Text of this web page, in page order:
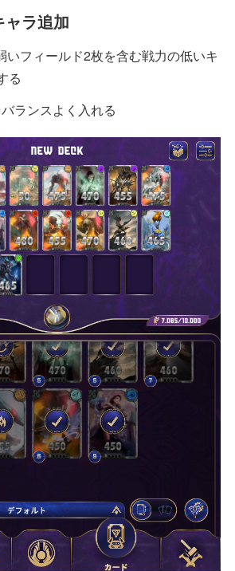
ラ追加
いフィールド2枚を含む戦力の低いキ
る
ランスよく入れる